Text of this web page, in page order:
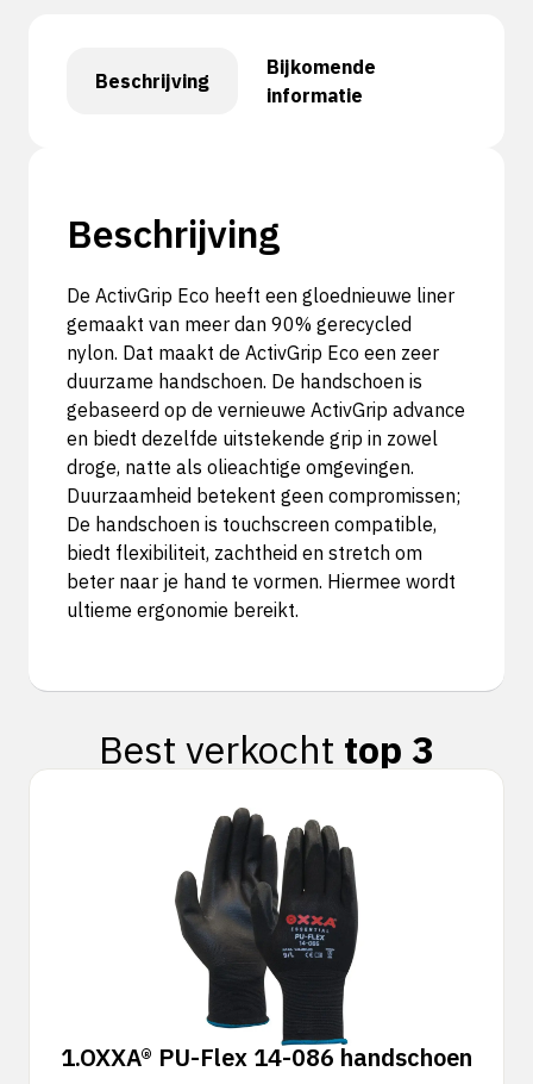
Beschrijving
Bijkomende
informatie
Beschrijving
De ActivGrip Eco heeft een gloednieuwe liner
gemaakt van meer dan 90% gerecycled
nylon. Dat maakt de ActivGrip Eco een zeer
duurzame handschoen. De handschoen is
gebaseerd op de vernieuwe ActivGrip advance
en biedt dezelfde uitstekende grip in zowel
droge, natte als olieachtige omgevingen.
Duurzaamheid betekent geen compromissen;
De handschoen is touchscreen compatible,
biedt flexibiliteit, zachtheid en stretch om
beter naar je hand te vormen. Hiermee wordt
ultieme ergonomie bereikt.
Best verkocht top 3
1.OXXA® PU-Flex 14-086 handschoen